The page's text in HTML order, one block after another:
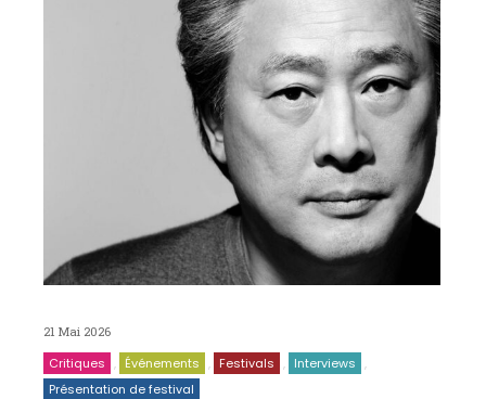
21 Mai 2026
Critiques Événements Festivals
Interviews
Présentation de festival